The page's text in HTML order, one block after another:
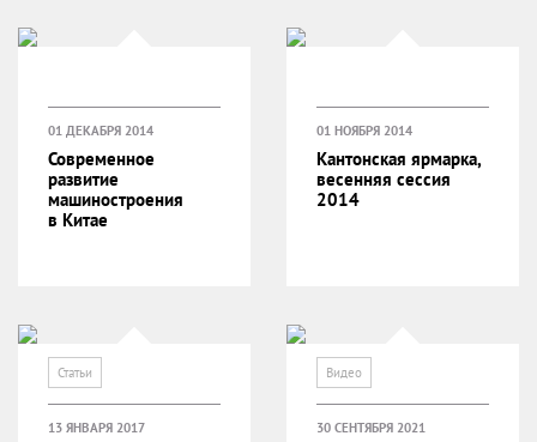
Статьи
01 ДЕКАБРЯ 2014
Современное
развитие
машиностроения
в Китае
Видео
01 НОЯБРЯ 2014
Кантонская ярмарка,
весенняя сессия
2014
13 ЯНВАРЯ 2017 30 СЕНТЯБРЯ 2021